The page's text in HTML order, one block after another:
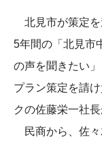
北見市が策定を
5年間の「北見市
の声を聞きたい
プラン策定を請
クの佐藤栄一社
民商から、佐々